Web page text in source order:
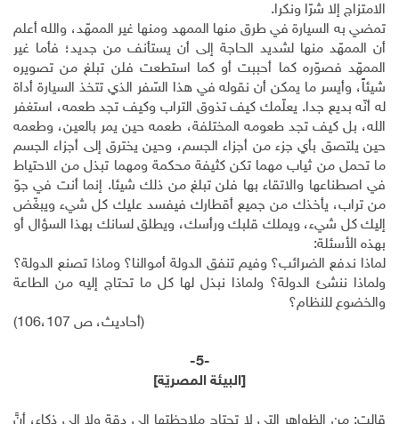
الامتزاج إلا شرّا ونكرا.
تمضي به السيارة في طرق منها الممهد ومنها غير الممهّد، والله أعلم
أن الممهّد منها لشديد الحاجة إلى أن يستأنف من جديد؛ فأما غير
الممهّد فصوّره كما أحببت أو كما استطعت فلن تبلغ من تصويره
شيئاً، وأيسر ما يمكن أن نقوله في هذا السّفر الذي تتخذ السيارة أداة
له أنّه بديع جدا. يعلّمك كيف تذوق التراب وكيف تجد طعمه، استغفر
الله، بل كيف تجد طعومه المختلفة، طعمه حين يمر بالعين، وطعمه
حين يلتصق بأي جزء من أجزاء الجسم، وحين يخترق إلى أجزاء الجسم
ما تحمل من ثياب مهما تكن كثيفة محكمة ومهما تبذل من الاحتياط
في اصطناعها والاتقاء بها فلن تبلغ من ذلك شيئا. إنما أنت في جوّ
من تراب، يأخذك من جميع أقطارك فيفسد عليك كل شيء ويبغّض
إليك كل شيء، ويملك قلبك ورأسك، ويطلق لسانك بهذا السؤال أو
بهذه الأسئلة:
لماذا ندفع الضرائب؟ وفيم تنفق الدولة أموالنا؟ وماذا تصنع الدولة؟
ولماذا ننشئ الدولة؟ ولماذا نبذل لها كل ما تحتاج إليه من الطاعة
والخضوع للنظام؟
(أحاديث، ص 106،107)
-5-
[البيئة المصريّة]